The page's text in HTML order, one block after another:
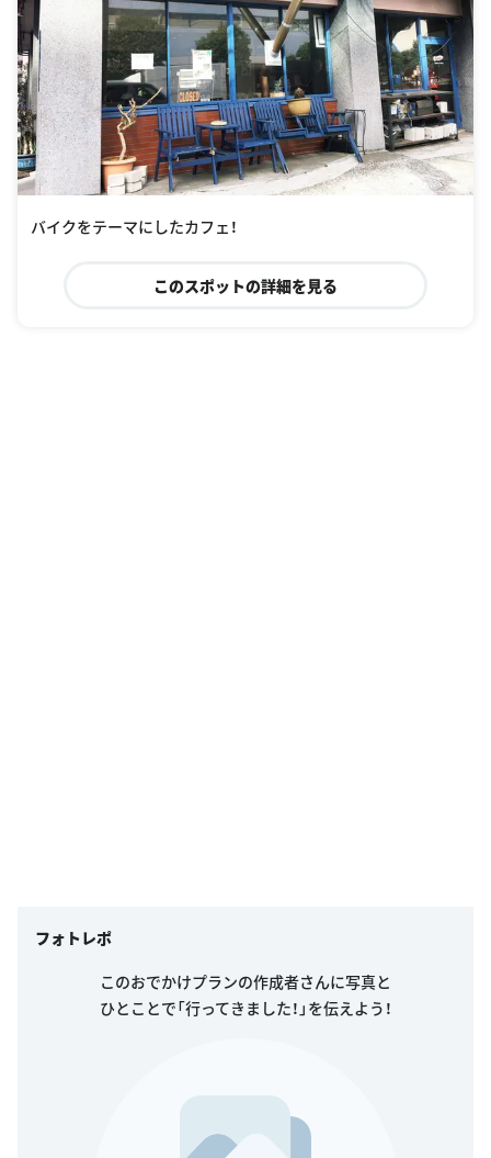
バイクをテーマにしたカフェ！
このスポットの詳細を見る
フォトレポ
このおでかけプランの作成者さんに写真と
ひとことで「行ってきました！」を伝えよう！